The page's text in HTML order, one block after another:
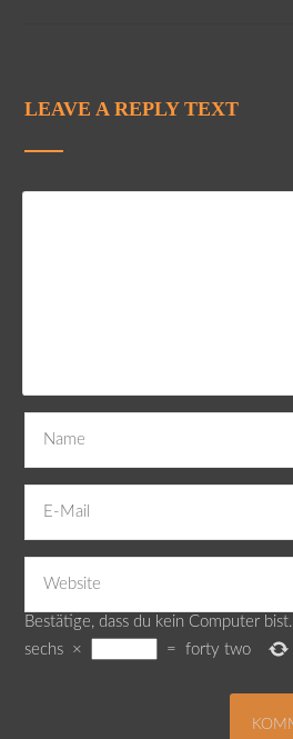
LEAVE A REPLY TEXT
Bestätige, dass du kein Computer bist.
sechs
× = forty two